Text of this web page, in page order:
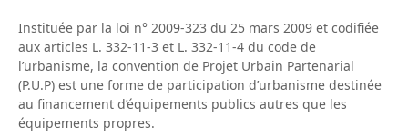
Instituée par la loi n° 2009-323 du 25 mars 2009 et codifiée
aux articles L. 332-11-3 et L. 332-11-4 du code de
l’urbanisme, la convention de Projet Urbain Partenarial
(P.U.P) est une forme de participation d’urbanisme destinée
au financement d’équipements publics autres que les
équipements propres.